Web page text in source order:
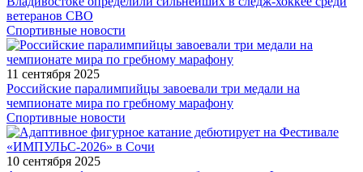
ветеранов СВО
Спортивные новости
11 сентября 2025
Российские паралимпийцы завоевали три медали на
чемпионате мира по гребному марафону
Спортивные новости
10 сентября 2025